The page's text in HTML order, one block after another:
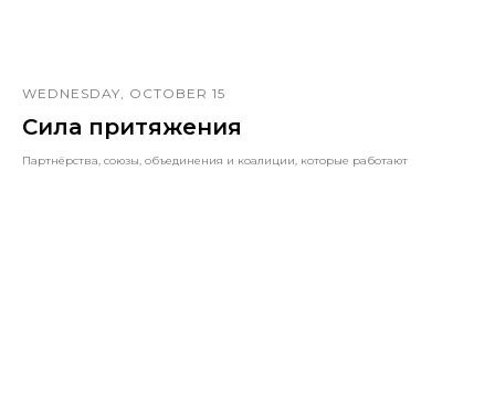
WEDNESDAY, OCTOBER 15
Сила притяжения
Партнёрства, союзы, объединения и коалиции, которые работают